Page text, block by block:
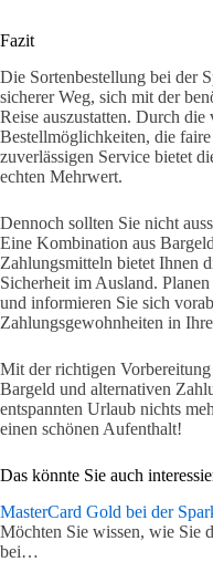
Fazit
Die Sortenbestellung bei der
sicherer Weg, sich mit der
Reise auszustatten. Durch die
Bestellmöglichkeiten, die
zuverlässigen Service bietet
echten Mehrwert.
Dennoch sollten Sie nicht
Eine Kombination aus
Zahlungsmitteln bietet Ihnen
Sicherheit im Ausland.
und informieren Sie sich
Zahlungsgewohnheiten in
Mit der richtigen
Bargeld und alternativen
entspannten Urlaub nichts
einen schönen Aufenthalt!
Das könnte Sie auch
MasterCard Gold bei der
Möchten Sie wissen, wie Sie
bei…